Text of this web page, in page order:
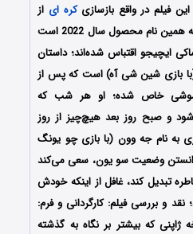
کره ای از
یک فیلم ژاپنی بسیار محبوب به همین نام محصول سال 2022 است
ایچیجو اقتباس شده‌اند؛ داستان
(با بازی شین شی آه) است که پس از
خاص شده؛ او هر شب که
و صبح روز بعد هیچ‌چیز از روز
به نام جه وون (با بازی چو یونگ
وضعیت سو یون، سعی می‌کند
تبدیل کند، غافل از اینکه خودش
نقد و بررسی فیلم: کارگردانی و فرم:
ژاپنی که بیشتر بر نگاه به گذشته